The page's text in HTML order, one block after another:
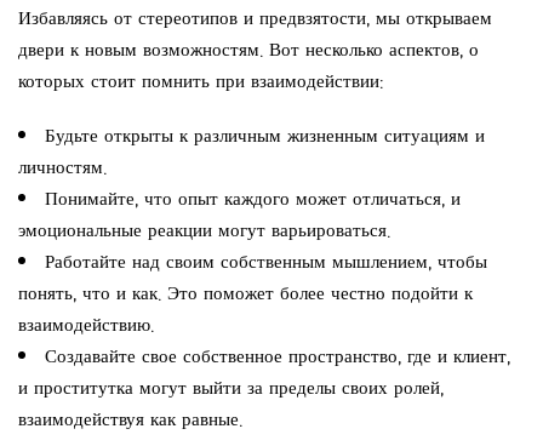
Избавляясь от стереотипов и предвзятости, мы открываем
двери к новым возможностям. Вот несколько аспектов, о
которых стоит помнить при взаимодействии:
Будьте открыты к различным жизненным ситуациям и
личностям.
Понимайте, что опыт каждого может отличаться, и
эмоциональные реакции могут варьироваться.
Работайте над своим собственным мышлением, чтобы
понять, что и как. Это поможет более честно подойти к
взаимодействию.
Создавайте свое собственное пространство, где и клиент,
и проститутка могут выйти за пределы своих ролей,
взаимодействуя как равные.